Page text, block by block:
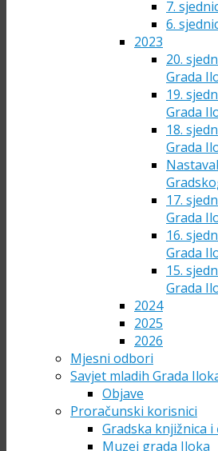
7.
6.
2023
20.
Grada
19.
Grada
18.
Grada
17.
Grada
16.
Grada
15.
Grada
2024
2025
2026
Mjesni odbori
Savjet mladih Grada
Objave
Proračunski korisnici
Gradska knjižnica
Muzej grada Iloka